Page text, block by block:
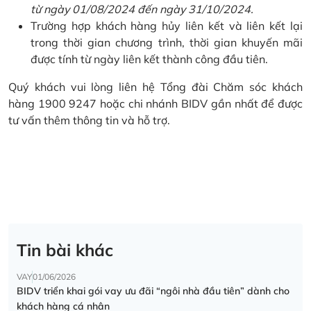
từ ngày 01/08/2024 đến ngày 31/10/2024.
Trường hợp khách hàng hủy liên kết và liên kết lại
trong thời gian chương trình, thời gian khuyến mãi
được tính từ ngày liên kết thành công đầu tiên.
Quý khách vui lòng liên hệ Tổng đài Chăm sóc khách
hàng 1900 9247 hoặc chi nhánh BIDV gần nhất để được
tư vấn thêm thông tin và hỗ trợ.
Tin bài khác
VAY01/06/2026
BIDV triển khai gói vay ưu đãi “ngôi nhà đầu tiên” dành cho
khách hàng cá nhân